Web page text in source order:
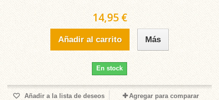
14,95 €
Añadir al carrito Más
En stock
Añadir a la lista de deseos Agregar para comparar